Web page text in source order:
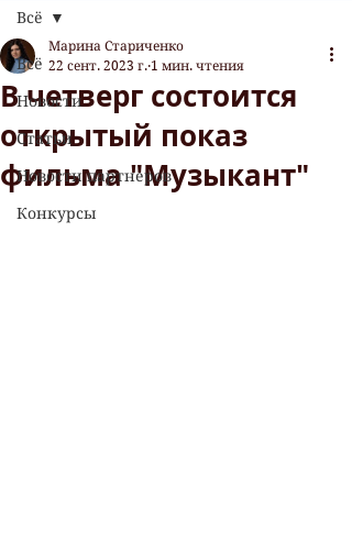
Всё
Новости
Статьи
Новости партнеров
Конкурсы
Всё
В четверг состоится
открытый показ
фильма "Музыкант"
Марина Стариченко
22 сент. 2023 г. 1 мин. чтения